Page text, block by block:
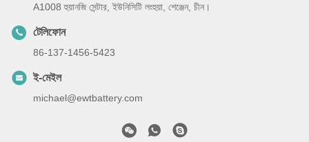
A1008 হুয়ানজি সেন্টার, ইউনিসিটি লংহুয়া, শেঞ্জেন, চীন।
টেলিফোন
86-137-1456-5423
ই-মেইল
michael@ewtbattery.com